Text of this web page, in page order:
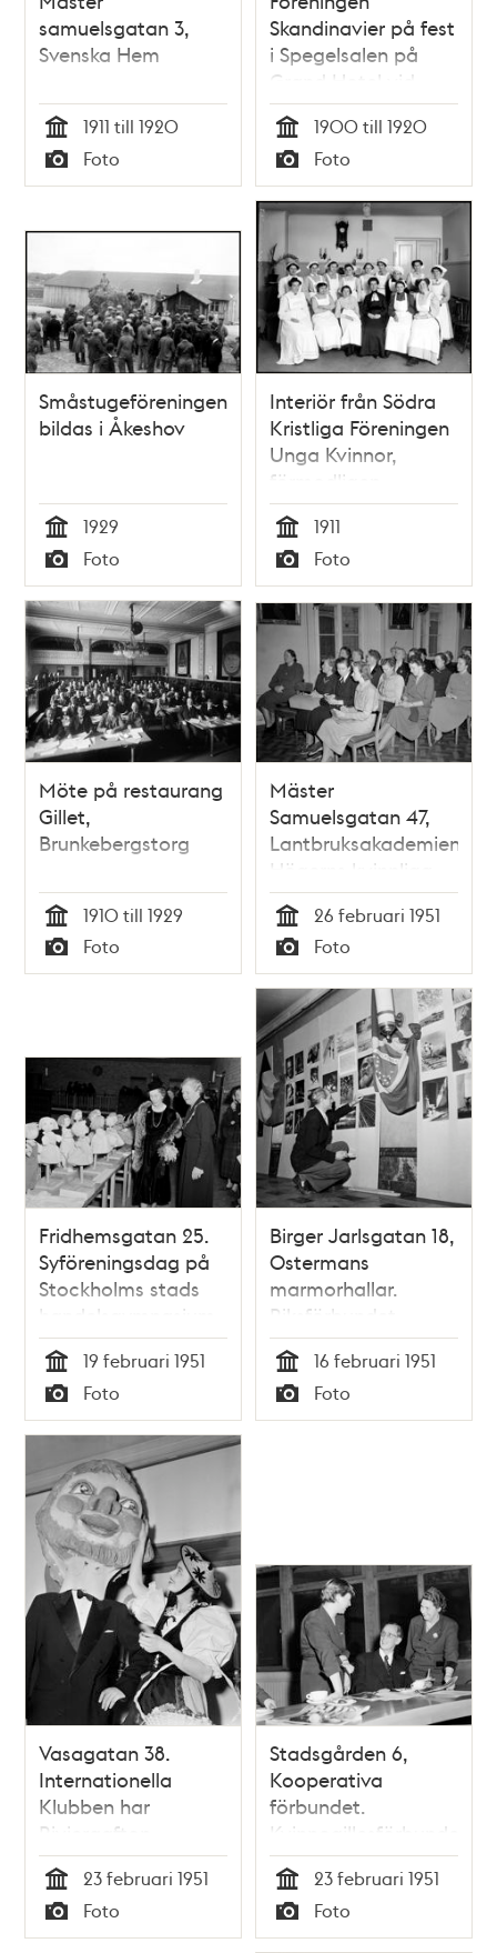
samuelsgatan 3,
Svenska Hem
Tid
1911 till 1920
Typ
Foto
Skandinavier på fest
i Spegelsalen på
Grand Hotel vid
Södra
Blasieholmshamnen
8Tid
1900 till 1920
Typ
Foto
Småstugeföreningen
bildas i Åkeshov
Tid
1929
Typ
Foto
Interiör från Södra
Kristliga Föreningen
Unga Kvinnor,
förmodligen
Östgötagatan 24B
Tid
1911
Typ
Foto
Möte på restaurang
Gillet,
Brunkebergstorg
Tid
1910 till 1929
Typ
Foto
Mäster
Samuelsgatan 47,
Lantbruksakademien.
Högerns kvinnliga
medborgarskola i
akademiens
högtidssal
Tid
26 februari 1951
Typ
Foto
Fridhemsgatan 25.
Syföreningsdag på
Stockholms stads
handelsgymnasium.
Prostinnan Greta
Hellerström visar
drottning Louise av
Sverige
(Mountbatten) en
utställning av
handarbetsmodeller
Tid
19 februari 1951
Typ
Foto
Birger Jarlsgatan 18,
Ostermans
marmorhallar.
Riksförbundet
svensk fotografis
ordförande Ragnar
Kihlstedt hänger en
vandringsutställning,
Tid
16 februari 1951
Typ
Foto
Vasagatan 38.
Internationella
Klubben har
Rivieraafton
Tid
23 februari 1951
Typ
Foto
Stadsgården 6,
Kooperativa
förbundet.
Kvinnogillesförbundets
ordförande Signe
Åhlberg och
sekreterare Greta
Bergström i
Tid
23 februari 1951
Typ
Foto